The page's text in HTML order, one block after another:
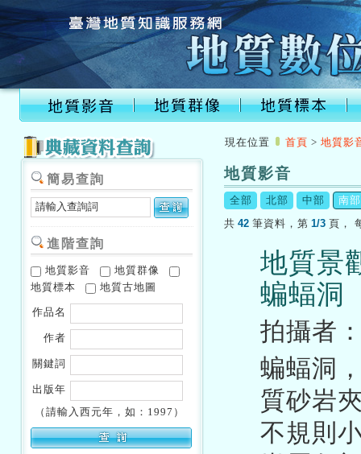
簡易查詢
進階查詢
地質影音
地質群像
地質標本
地質古地圖
作品名
作者
關鍵詞
出版年
（請輸入西元年，如：1997）
現在位置
首頁 > 地質影
地質影音
:::
全部
北部 中部 南部
共 42 筆資料，第 1/3 頁，
地質景
蝙蝠洞
拍攝者
蝙蝠洞
質砂岩
不規則